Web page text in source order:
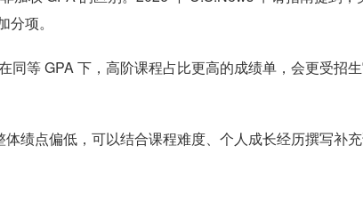
项。
等 GPA 下，高阶课程占比更高的成绩单，会更受招
绩点偏低，可以结合课程难度、个人成长经历撰写补